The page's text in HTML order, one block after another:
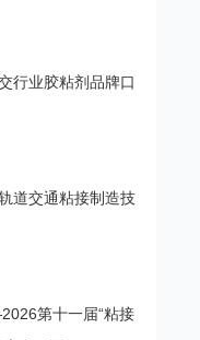
行业胶粘剂品牌口
道交通粘接制造技
第十一届“粘接